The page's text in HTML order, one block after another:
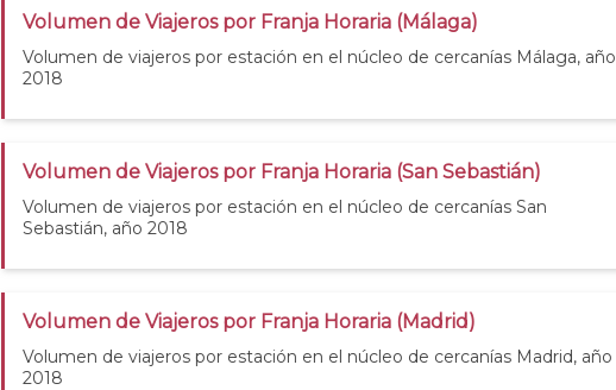
Volumen de Viajeros por Franja Horaria (Málaga)
Volumen de viajeros por estación en el núcleo de cercanías Málaga, año
2018
Volumen de Viajeros por Franja Horaria (San Sebastián)
Volumen de viajeros por estación en el núcleo de cercanías San
Sebastián, año 2018
Volumen de Viajeros por Franja Horaria (Madrid)
Volumen de viajeros por estación en el núcleo de cercanías Madrid, año
2018